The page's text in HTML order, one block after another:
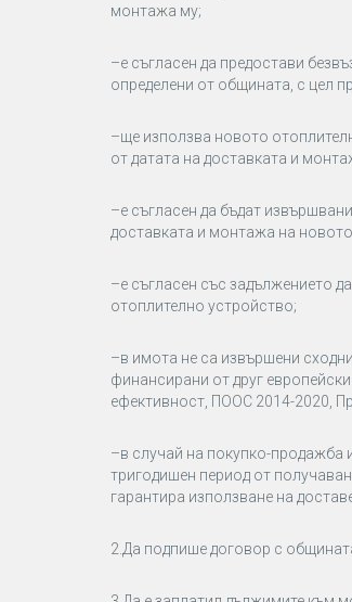
монтажа му;
–е съгласен да предостави
определени от общината, с цел
–ще използва новото
от датата на доставката и
–е съгласен да бъдат
доставката и монтажа на
–е съгласен със задължението
отоплително устройство;
–в имота не са извършени
финансирани от друг
ефективност, ПООС 2014-2020,
–в случай на покупко-продажба
тригодишен период от
гарантира използване на
2.Да подпише договор с